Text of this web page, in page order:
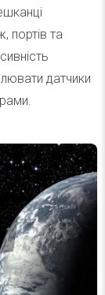
портів та
датчики